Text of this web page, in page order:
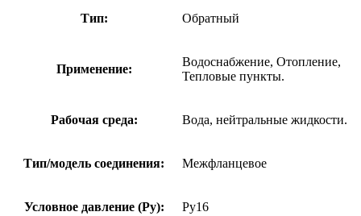
Тип: Обратный
Применение:
Водоснабжение, Отопление,
Тепловые пункты.
Рабочая среда: Вода, нейтральные жидкости.
Тип/модель соединения: Межфланцевое
Условное давление (Ру): Ру16